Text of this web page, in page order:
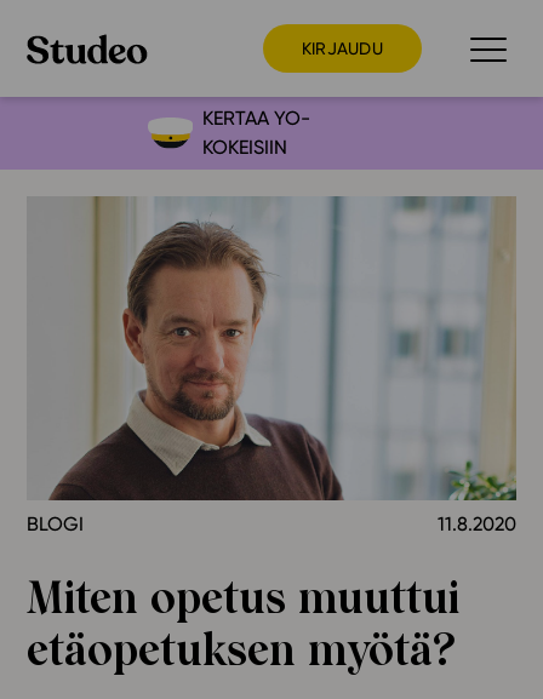
KIRJAUDU
Preppaaja
Opiskelija
Kokeilutarjous
Alakoulu
Yläkoulu
Lukio
Ominaisuudet
Tapahtumakalenteri
Webinaari­tallenteet
KERTAA YO-
KOKEISIIN
BLOGI 11.8.2020
Miten opetus muuttui
etäopetuksen myötä?